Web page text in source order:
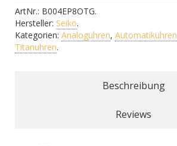
ArtNr.: B004EP8OTG.
Hersteller: Seiko.
Kategorien: Analoguhren, Automatikuhren
Titanuhren.
Beschreibung
Reviews